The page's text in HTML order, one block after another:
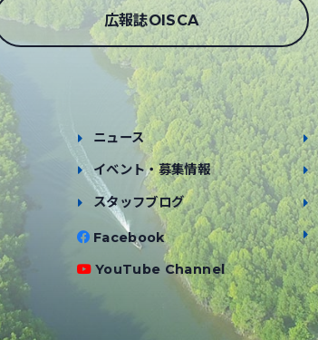
広報誌OISCA
ニュース
イベント・募集情報
スタッフブログ
Facebook
YouTube Channel